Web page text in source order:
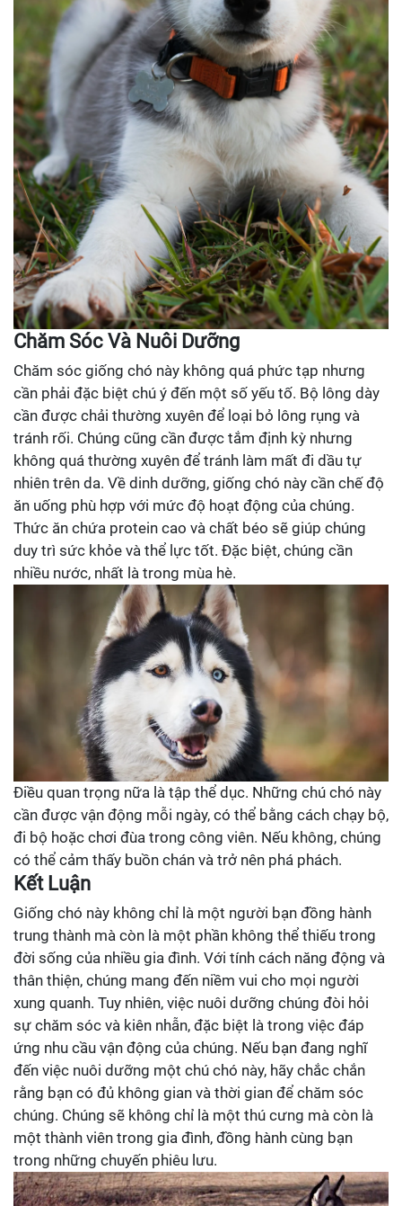
Chăm Sóc Và Nuôi Dưỡng
Chăm sóc giống chó này không quá phức tạp nhưng
cần phải đặc biệt chú ý đến một số yếu tố. Bộ lông dày
cần được chải thường xuyên để loại bỏ lông rụng và
tránh rối. Chúng cũng cần được tắm định kỳ nhưng
không quá thường xuyên để tránh làm mất đi dầu tự
nhiên trên da. Về dinh dưỡng, giống chó này cần chế độ
ăn uống phù hợp với mức độ hoạt động của chúng.
Thức ăn chứa protein cao và chất béo sẽ giúp chúng
duy trì sức khỏe và thể lực tốt. Đặc biệt, chúng cần
nhiều nước, nhất là trong mùa hè.
Điều quan trọng nữa là tập thể dục. Những chú chó này
cần được vận động mỗi ngày, có thể bằng cách chạy bộ,
đi bộ hoặc chơi đùa trong công viên. Nếu không, chúng
có thể cảm thấy buồn chán và trở nên phá phách.
Kết Luận
Giống chó này không chỉ là một người bạn đồng hành
trung thành mà còn là một phần không thể thiếu trong
đời sống của nhiều gia đình. Với tính cách năng động và
thân thiện, chúng mang đến niềm vui cho mọi người
xung quanh. Tuy nhiên, việc nuôi dưỡng chúng đòi hỏi
sự chăm sóc và kiên nhẫn, đặc biệt là trong việc đáp
ứng nhu cầu vận động của chúng. Nếu bạn đang nghĩ
đến việc nuôi dưỡng một chú chó này, hãy chắc chắn
rằng bạn có đủ không gian và thời gian để chăm sóc
chúng. Chúng sẽ không chỉ là một thú cưng mà còn là
một thành viên trong gia đình, đồng hành cùng bạn
trong những chuyến phiêu lưu.